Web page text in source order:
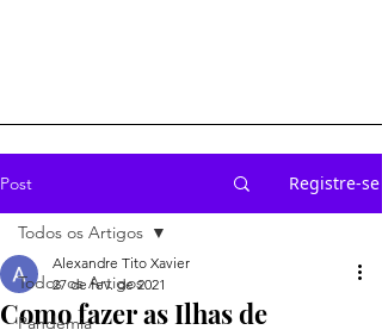
Post Registre-se
Todos os Artigos
Pandemia
Todos os Artigos
Como fazer as Ilhas de
Alexandre Tito Xavier
27 de fev. de 2021